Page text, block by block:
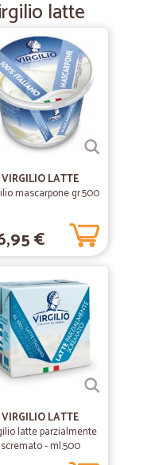
05/12/2022
servizio veloce ed
08/04/2020
è disponibile e
molto curato
in cui ho fatto ordine
latte
VIRGILIO LATTE
mascarpone gr.500
€
VIRGILIO LATTE
latte parzialmente
scremato - ml.500